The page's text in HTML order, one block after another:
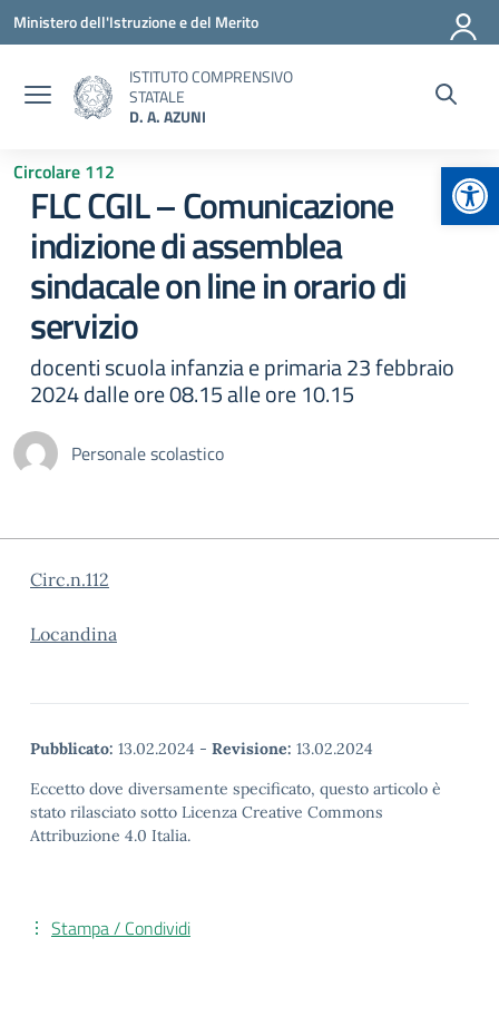
Vai ai contenuti
Vai al menu di navigazione
Vai al footer
Ministero dell'Istruzione e del Merito
ISTITUTO COMPRENSIVO
STATALE
D. A. AZUNI
Circolare 112
FLC CGIL – Comunicazione
indizione di assemblea
sindacale on line in orario di
servizio
docenti scuola infanzia e primaria 23 febbraio
2024 dalle ore 08.15 alle ore 10.15
Personale scolastico
Circ.n.112
Locandina
Pubblicato: 13.02.2024 - Revisione: 13.02.2024
Eccetto dove diversamente specificato, questo articolo è
stato rilasciato sotto Licenza Creative Commons
Attribuzione 4.0 Italia.
Stampa / Condividi